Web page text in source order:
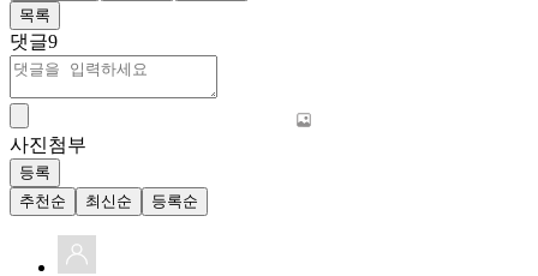
목록
댓글9
사진첨부
등록
추천순
최신순 등록순